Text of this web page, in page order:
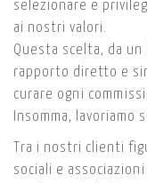
selezionare e
ai nostri valori.
Questa scelta, da
rapporto diretto e
curare ogni
Insomma, lavoriamo
Tra i nostri clienti
sociali e